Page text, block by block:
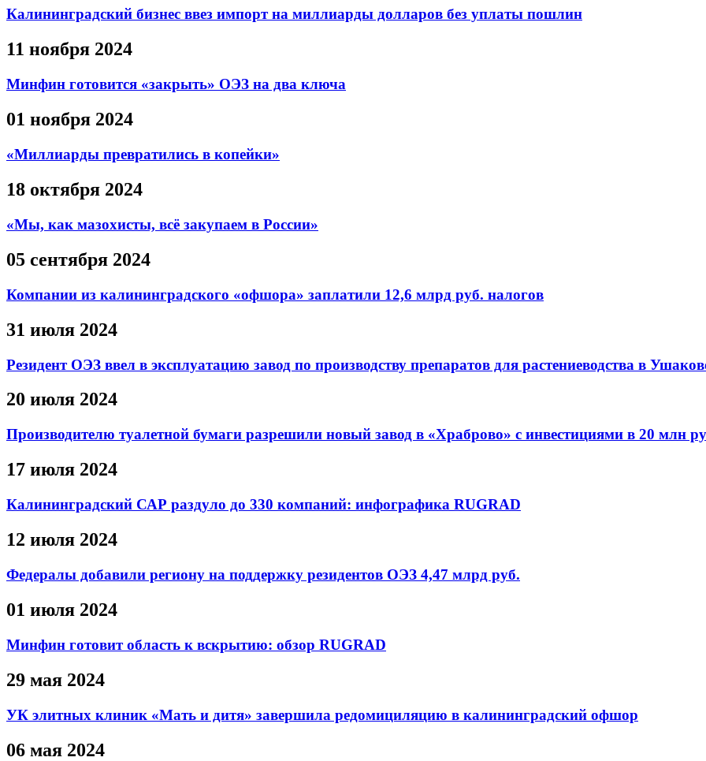
Калининградский бизнес ввез импорт на миллиарды долларов без уплаты пошлин
11 ноября 2024
Минфин готовится «закрыть» ОЭЗ на два ключа
01 ноября 2024
«Миллиарды превратились в копейки»
18 октября 2024
«Мы, как мазохисты, всё закупаем в России»
05 сентября 2024
Компании из калининградского «офшора» заплатили 12,6 млрд руб. налогов
31 июля 2024
Резидент ОЭЗ ввел в эксплуатацию завод по производству препаратов для растениеводства в
20 июля 2024
Производителю туалетной бумаги разрешили новый завод в «Храброво» c инвестициями в 20 млн
17 июля 2024
Калининградский САР раздуло до 330 компаний: инфографика RUGRAD
12 июля 2024
Федералы добавили региону на поддержку резидентов ОЭЗ 4,47 млрд руб.
01 июля 2024
Минфин готовит область к вскрытию: обзор RUGRAD
29 мая 2024
УК элитных клиник «Мать и дитя» завершила редомициляцию в калининградский офшор
06 мая 2024